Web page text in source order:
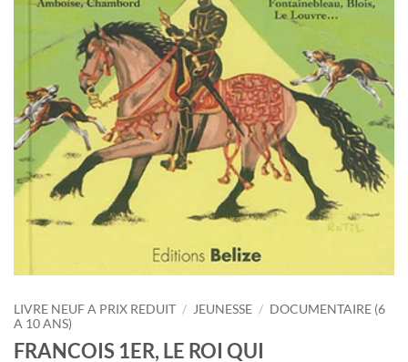
LIVRE NEUF A PRIX REDUIT / JEUNESSE / DOCUMENTAIRE (6
A 10 ANS)
FRANCOIS 1ER, LE ROI QUI